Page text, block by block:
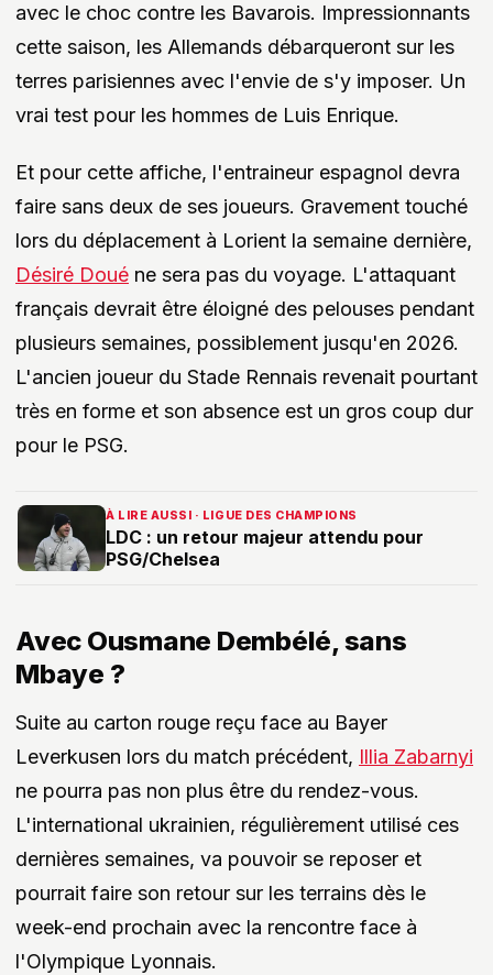
avec le choc contre les Bavarois. Impressionnants
cette saison, les Allemands débarqueront sur les
terres parisiennes avec l'envie de s'y imposer. Un
vrai test pour les hommes de Luis Enrique.
Et pour cette affiche, l'entraineur espagnol devra
faire sans deux de ses joueurs. Gravement touché
lors du déplacement à Lorient la semaine dernière,
Désiré Doué ne sera pas du voyage. L'attaquant
français devrait être éloigné des pelouses pendant
plusieurs semaines, possiblement jusqu'en 2026.
L'ancien joueur du Stade Rennais revenait pourtant
très en forme et son absence est un gros coup dur
pour le PSG.
À LIRE AUSSI · LIGUE DES CHAMPIONS
LDC : un retour majeur attendu pour
PSG/Chelsea
Avec Ousmane Dembélé, sans
Mbaye ?
Suite au carton rouge reçu face au Bayer
Leverkusen lors du match précédent, Illia Zabarnyi
ne pourra pas non plus être du rendez-vous.
L'international ukrainien, régulièrement utilisé ces
dernières semaines, va pouvoir se reposer et
pourrait faire son retour sur les terrains dès le
week-end prochain avec la rencontre face à
l'Olympique Lyonnais.